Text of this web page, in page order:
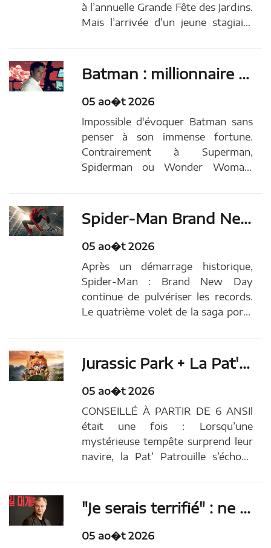
à l’annuelle Grande Fête des Jardins.
Mais l’arrivée d’un jeune stagiaire
de jardin va venir bouleverser leur
organisation bien huilée… … Article
original...
Batman : millionnaire ou milliardaire ? À combien est estimée la fortune de Bruce Wayne ?
05 ao�t 2026
Impossible d'évoquer Batman sans
penser à son immense fortune.
Contrairement à Superman,
Spiderman ou Wonder Woman,
banque capable de mettre fin à tous
les crimes de Gotham. D'ailleurs, à
combien est estimée l'incroyable...
Spider-Man Brand New Day bat des records et rapporte 1 milliard de dollars dans le monde en seulement 6 jours !
05 ao�t 2026
Après un démarrage historique,
Spider-Man : Brand New Day
continue de pulvériser les records.
Le quatrième volet de la saga porté
dollars de recettes mondiales en
seulement six jours d'exploitation,
un exploit inédit depuis...
Jurassic Park + La Pat' Patrouille : à partir de quel âge voir Mission Dino au cinéma ?
05 ao�t 2026
CONSEILLÉ À PARTIR DE 6 ANSIl
était une fois : Lorsqu’une
mystérieuse tempête surprend leur
navire, la Pat’ Patrouille s’échoue
dinosaures ! Ils y rencontrent Rex,
un chiot courageux installé sur l’île
depuis des années et d… Article
"Je serais terrifié" : ne vous attendez surtout pas à ce que Christopher Nolan réalise ce genre de film !
05 ao�t 2026